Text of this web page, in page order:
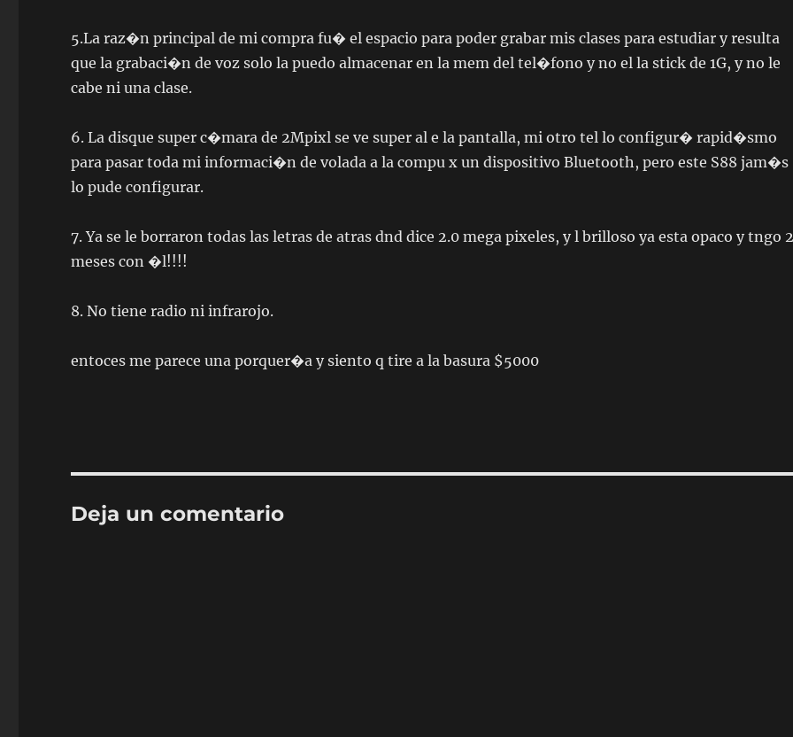
5.La raz�n principal de mi compra fu� el espacio para poder grabar mis clases para estudiar y resulta
que la grabaci�n de voz solo la puedo almacenar en la mem del tel�fono y no el la stick de 1G, y no le
cabe ni una clase.
6. La disque super c�mara de 2Mpixl se ve super al e la pantalla, mi otro tel lo configur� rapid�smo
para pasar toda mi informaci�n de volada a la compu x un dispositivo Bluetooth, pero este S88 jam�s
lo pude configurar.
7. Ya se le borraron todas las letras de atras dnd dice 2.0 mega pixeles, y l brilloso ya esta opaco y tngo
meses con �l!!!!
8. No tiene radio ni infrarojo.
entoces me parece una porquer�a y siento q tire a la basura $5000
Deja un comentario